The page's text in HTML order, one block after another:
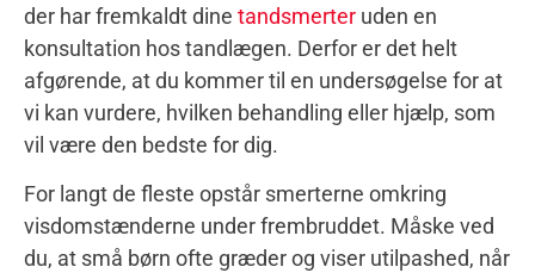
der har fremkaldt dine tandsmerter uden en
konsultation hos tandlægen. Derfor er det helt
afgørende, at du kommer til en undersøgelse for at
vi kan vurdere, hvilken behandling eller hjælp, som
vil være den bedste for dig.
For langt de fleste opstår smerterne omkring
visdomstænderne under frembruddet. Måske ved
du, at små børn ofte græder og viser utilpashed, når